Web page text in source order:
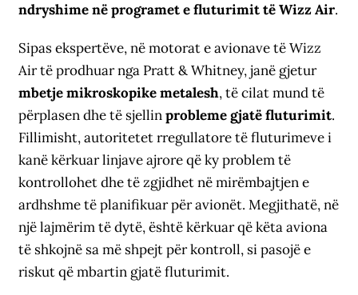
ndryshime në programet e fluturimit të Wizz Air.
Sipas ekspertëve, në motorat e avionave të Wizz
Air të prodhuar nga Pratt & Whitney, janë gjetur
mbetje mikroskopike metalesh, të cilat mund të
përplasen dhe të sjellinprobleme gjatë fluturimit.
Fillimisht, autoritetet rregullatore të fluturimeve i
kanë kërkuar linjave ajrore që ky problem të
kontrollohet dhe të zgjidhet në mirëmbajtjen e
ardhshme të planifikuar për avionët. Megjithatë, në
një lajmërim të dytë, është kërkuar që këta aviona
të shkojnë sa më shpejt për kontroll, si pasojë e
riskut që mbartin gjatë fluturimit.